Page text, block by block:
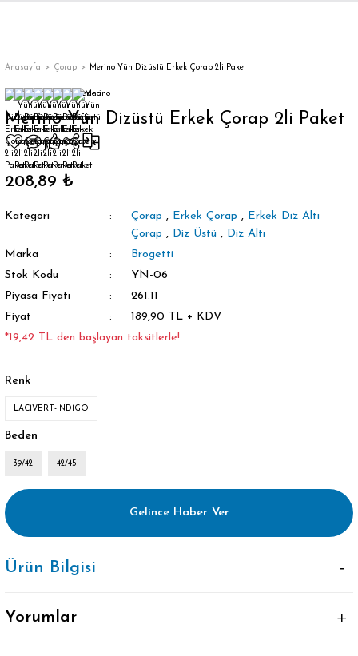
Anasayfa Çorap Merino Yün Dizüstü Erkek Çorap 2li Paket
Merino Yün Dizüstü Erkek Çorap 2li Paket
208,89 ₺
Kategori Çorap , Erkek Çorap , Erkek Diz Altı
Çorap , Diz Üstü , Diz Altı
Marka
Brogetti
Stok Kodu
YN-06
Piyasa Fiyatı
261.11
Fiyat
189,90 TL + KDV
*19,42 TL den başlayan taksitlerle!
Renk
LACİVERT-INDİGO
Beden
39/42 42/45
Gelince Haber Ver
Ürün Bilgisi
Yorumlar